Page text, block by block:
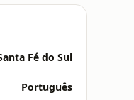
Fé do Sul
Português